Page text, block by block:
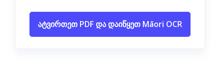
ატვირთეთ PDF და დაიწყეთ Māori OCR